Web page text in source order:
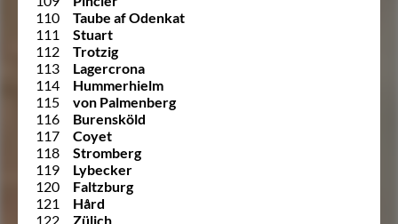
110
Taube af Odenkat
111
Stuart
112
Trotzig
113
Lagercrona
114
Hummerhielm
115
von Palmenberg
116
Burensköld
117
Coyet
118
Stromberg
119
Lybecker
120
Faltzburg
121
Hård
122
Zülich